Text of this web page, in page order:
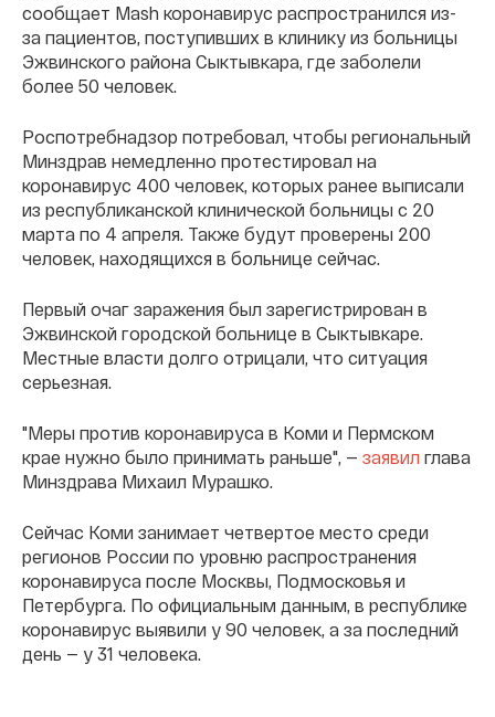
сообщает Mash коронавирус распространился из-
за пациентов, поступивших в клинику из больницы
Эжвинского района Сыктывкара, где заболели
более 50 человек.
Роспотребнадзор потребовал, чтобы региональный
Минздрав немедленно протестировал на
коронавирус 400 человек, которых ранее выписали
из республиканской клинической больницы с 20
марта по 4 апреля. Также будут проверены 200
человек, находящихся в больнице сейчас.
Первый очаг заражения был зарегистрирован в
Эжвинской городской больнице в Сыктывкаре.
Местные власти долго отрицали, что ситуация
серьезная.
"Меры против коронавируса в Коми и Пермском
крае нужно было принимать раньше", — заявил глава
Минздрава Михаил Мурашко.
Сейчас Коми занимает четвертое место среди
регионов России по уровню распространения
коронавируса после Москвы, Подмосковья и
Петербурга. По официальным данным, в республике
коронавирус выявили у 90 человек, а за последний
день — у 31 человека.